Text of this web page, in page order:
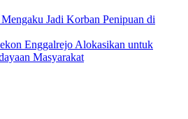
Jadi Korban Penipuan di
Enggalrejo Alokasikan untuk
Masyarakat